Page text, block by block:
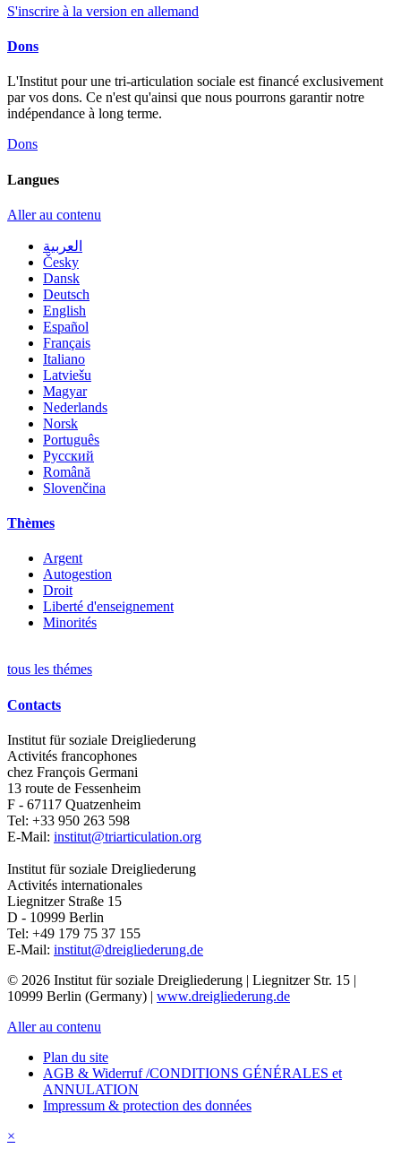
S'inscrire à la version en allemand
Dons
L'Institut pour une tri-articulation sociale est financé exclusivement
par vos dons. Ce n'est qu'ainsi que nous pourrons garantir notre
indépendance à long terme.
Dons
Langues
Aller au contenu
العربية
Česky
Dansk
Deutsch
English
Español
Français
Italiano
Latviešu
Magyar
Nederlands
Norsk
Português
Русский
Română
Slovenčina
Thèmes
Argent
Autogestion
Droit
Liberté d'enseignement
Minorités
tous les thémes
Contacts
Institut für soziale Dreigliederung
Activités francophones
chez François Germani
13 route de Fessenheim
F - 67117 Quatzenheim
Tel: +33 950 263 598
E-Mail: institut@triarticulation.org
Institut für soziale Dreigliederung
Activités internationales
Liegnitzer Straße 15
D - 10999 Berlin
Tel: +49 179 75 37 155
E-Mail: institut@dreigliederung.de
© 2026 Institut für soziale Dreigliederung | Liegnitzer Str. 15 |
10999 Berlin (Germany) | www.dreigliederung.de
Aller au contenu
Plan du site
AGB & Widerruf /CONDITIONS GÉNÉRALES et
ANNULATION
Impressum & protection des données
×